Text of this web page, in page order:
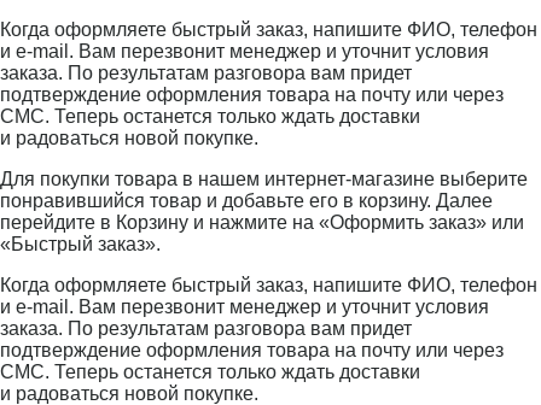
Когда оформляете быстрый заказ, напишите ФИО, телефон
и e-mail. Вам перезвонит менеджер и уточнит условия
заказа. По результатам разговора вам придет
подтверждение оформления товара на почту или через
СМС. Теперь останется только ждать доставки
и радоваться новой покупке.
Для покупки товара в нашем интернет-магазине выберите
понравившийся товар и добавьте его в корзину. Далее
перейдите в Корзину и нажмите на «Оформить заказ» или
«Быстрый заказ».
Когда оформляете быстрый заказ, напишите ФИО, телефон
и e-mail. Вам перезвонит менеджер и уточнит условия
заказа. По результатам разговора вам придет
подтверждение оформления товара на почту или через
СМС. Теперь останется только ждать доставки
и радоваться новой покупке.